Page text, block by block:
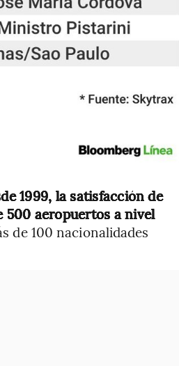
1999, la satisfacción de
500 aeropuertos a nivel
de 100 nacionalidades